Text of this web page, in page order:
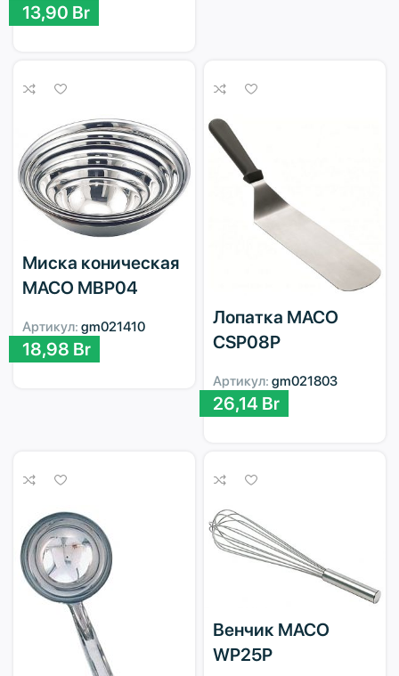
13,90 Br
Миска коническая
MACO MBP04
Артикул: gm021410
18,98 Br
Лопатка MACO
CSP08P
Артикул: gm021803
26,14 Br
Венчик MACO
WP25P